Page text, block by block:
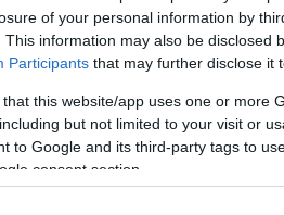
of your personal information by
This information may also be disclosed
Participants that may further disclose it
that this website/app uses one or more
but not limited to your visit or
to Google and its third-party tags to
consent section.
RTL-EN INDUL
az is kiderül, ki lesz a